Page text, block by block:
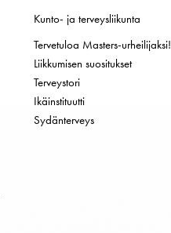
Kunto- ja terveysliikunta
Tervetuloa Masters-urheilijaksi!
Liikkumisen suositukset
Terveystori
Ikäinstituutti
Sydänterveys